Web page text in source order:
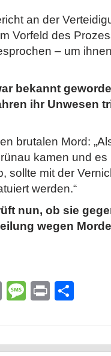
an der
Vorfeld des
– um
bekannt
ihr Unwesen
brutalen Mord:
kamen und
sollte mit der
werden.“
nun, ob sie
wegen
EmailMessage
Print